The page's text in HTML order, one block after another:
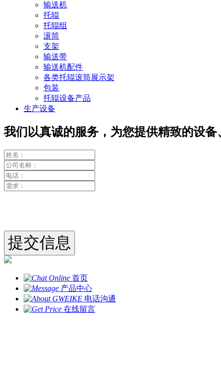
输送机
托辊
托辊组
滚筒
支架
输送带
输送机配件
各类托辊滚筒展示架
包装
托辊设备产品
生产设备
我们以真诚的服务，为您提供精致的设
首页
产品中心
电话沟通
在线留言